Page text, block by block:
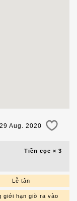
Aug. 2020
Tiền cọc × 3
Lễ tân
giới hạn giờ ra vào